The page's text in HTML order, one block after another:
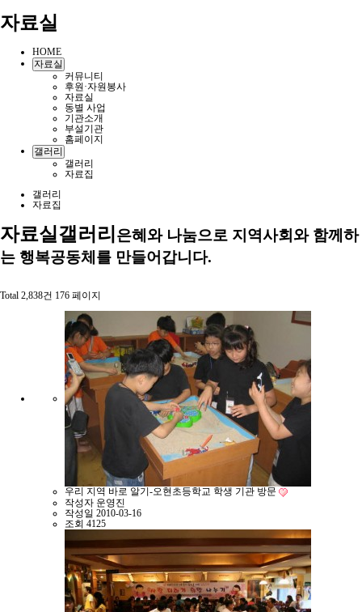
자료실
HOME
자료실
커뮤니티
후원·자원봉사
자료실
동별 사업
기관소개
부설기관
홈페이지
갤러리
갤러리
자료집
갤러리
자료집
자료실갤러리 은혜와 나눔으로 지역사회와 함께하
는 행복공동체를 만들어갑니다.
Total 2,838건 176 페이지
우리 지역 바로 알기-오현초등학교 학생 기관 방문
작성자 운영진
작성일 2010-03-16
조회 4125